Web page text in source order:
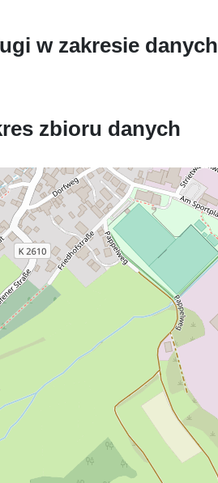
w zakresie danych
zbioru danych